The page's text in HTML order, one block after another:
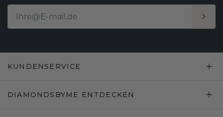
KUNDENSERVICE
DIAMONDSBYME ENTDECKEN